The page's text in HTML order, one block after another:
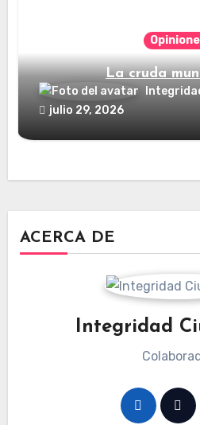
La cruda
julio 29, 2026
ACERCA DE
Integridad